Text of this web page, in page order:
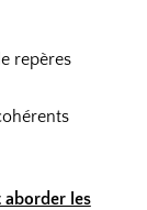
repères
les